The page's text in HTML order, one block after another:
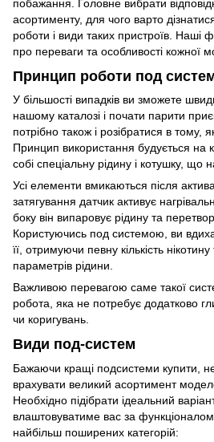
побажання. Головне вибрати
асортименту, для чого варто
роботи і види таких пристроїв. Наші
про переваги та особливості кожної
Принцип роботи под
У більшості випадків ви зможете
нашому каталозі і почати парити
потрібно також і розібратися в тому,
Принцип використання будується на
собі спеціальну рідину і котушку, що
Усі елементи вмикаються після
затягування датчик активує
боку він випаровує рідину та
Користуючись под системою, ви
її, отримуючи певну кількість
параметрів рідини.
Важливою перевагою саме такої
робота, яка не потребує додатково
чи коригувань.
Види под-систем
Бажаючи кращі подсистеми купити,
врахувати великий асортимент
Необхідно підібрати ідеальний
влаштовуватиме вас за
найбільш поширених категорій: